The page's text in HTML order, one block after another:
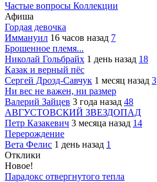
Частые вопросы Коллекции
Афиша
Гордая девочка
Иммануил 16 часов назад 7
Брошенное племя...
Николай Гольбрайх 1 день назад 18
Казак и верный пёс
Сергей Дрозд-Савчук 1 месяц назад 3
Ни вес не важен, ни размер
Валерий Зайцев 3 года назад 48
АВГУСТОВСКИЙ ЗВЕЗДОПАД
Петр Казакевич 3 месяца назад 14
Перерождение
Вета Фелис 1 день назад 1
Отклики
Новое!
Парадокс отвергнутого тепла